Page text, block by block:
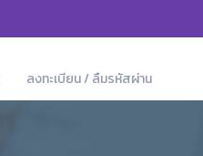
ลงทะเบียน / ลืมรหัสผ่าน